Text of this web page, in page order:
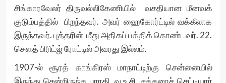
சிங்காரவேலர் திருவல்லிகேணியில் வசதியான மீனவக்
குடும்பத்தில் பிறந்தவர். அவர் ஹைகோர்ட்டில் வக்கீலாக
இருந்தவர். புத்தரின் மீது அதிகப் பக்திக் கொண்டவர். 22.
சௌத் பிரிட்ஜ் ரோட்டில் அவரது இல்லம்.
1907-ல் சூரத் காங்கிரஸ் மாநாட்டிற்கு சென்னையில்
இருந்து சென்றிருந்த பாரதி, வ.உ.சி, சக்கரைச் செட்டியார்